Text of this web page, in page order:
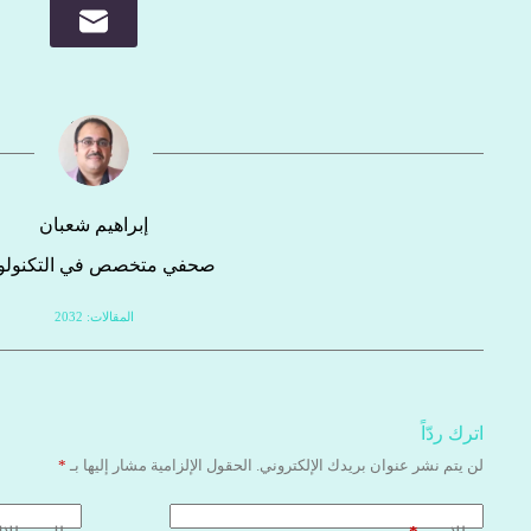
إبراهيم شعبان
صحفي متخصص في
المقالات: 2032
اترك ردّاً
لن يتم نشر عنوان بريدك الإلكتروني. الحقول الإلزامية مشار إليها بـ *